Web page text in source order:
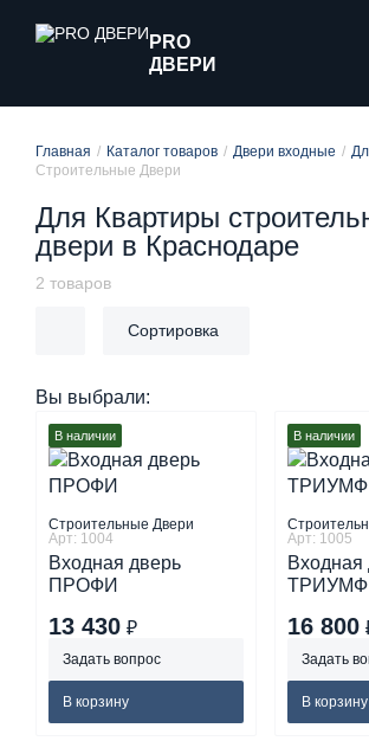
PRO
ДВЕРИ
Главная Каталог товаров Двери входные
Строительные Двери
Для Квартиры
двери в Краснодаре
2 товаров
Сортировка
Вы выбрали:
В наличии
Строительные Двери
Арт: 1004
Входная дверь
ПРОФИ
13 430 ₽
Задать вопрос
В корзину
В наличии
Арт: 1005
Входная
ТРИУМФ
16 800
Задать
В корзину